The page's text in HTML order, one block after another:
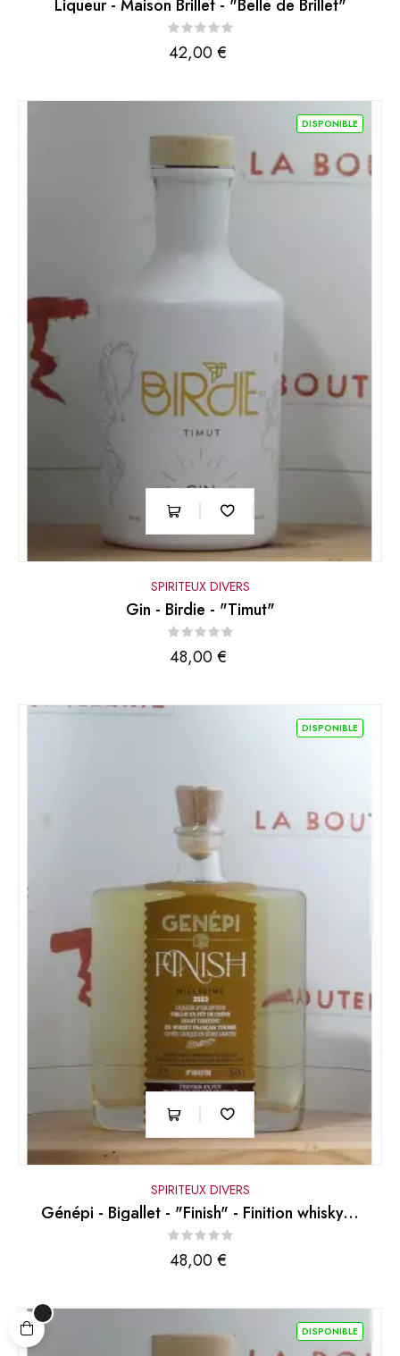
Liqueur - Maison Brillet - "Belle de Brillet"
Prix
42,00 €
DISPONIBLE
SPIRITEUX DIVERS
Gin - Birdie - "Timut"
Prix
48,00 €
DISPONIBLE
SPIRITEUX DIVERS
Génépi - Bigallet - "Finish" - Finition whisky...
Prix
48,00 €
DISPONIBLE